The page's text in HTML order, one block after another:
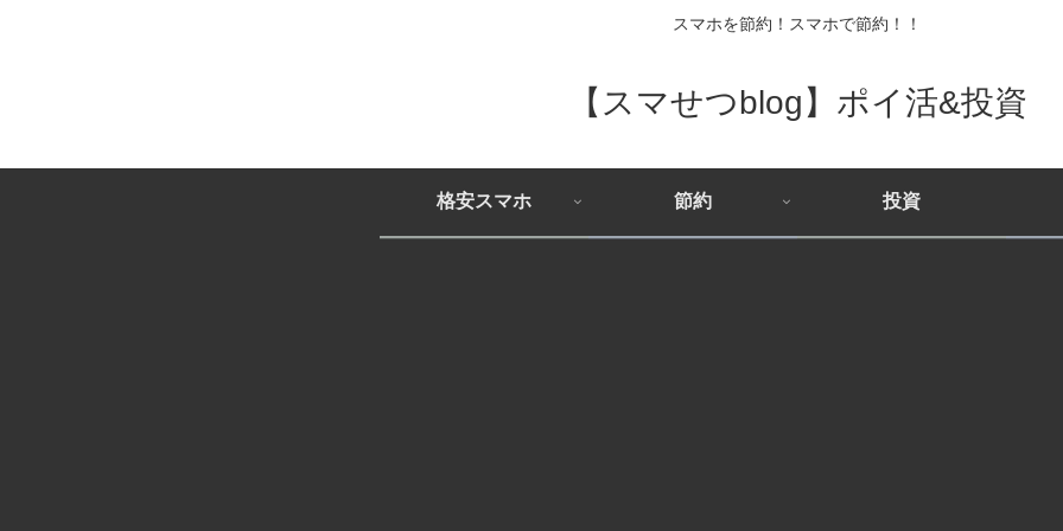
スマホを節約！スマホで節約！！
【スマせつblog】ポイ活&投資
格安スマホ 節約 投資